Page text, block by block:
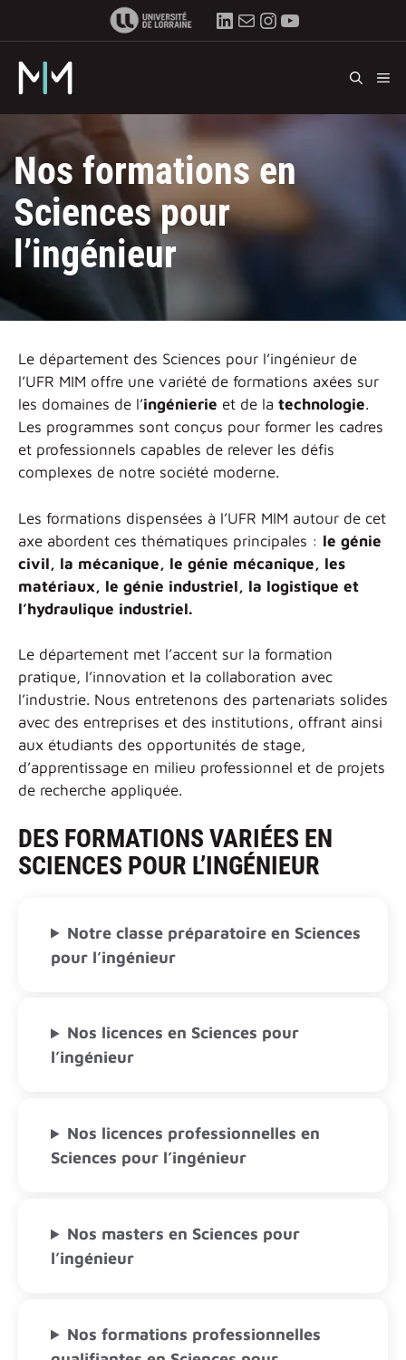
LinkedIn
E-mailInstagram
YouTube
Nos formations en
Sciences pour
l’ingénieur
Le département des Sciences pour l’ingénieur de
l’UFR MIM offre une variété de formations axées sur
les domaines de l’ingénierie et de la technologie.
Les programmes sont conçus pour former les cadres
et professionnels capables de relever les défis
complexes de notre société moderne.
Les formations dispensées à l’UFR MIM autour de cet
axe abordent ces thématiques principales : le génie
civil, la mécanique, le génie mécanique, les
matériaux, le génie industriel, la logistique et
l’hydraulique industriel.
Le département met l’accent sur la formation
pratique, l’innovation et la collaboration avec
l’industrie. Nous entretenons des partenariats solides
avec des entreprises et des institutions, offrant ainsi
aux étudiants des opportunités de stage,
d’apprentissage en milieu professionnel et de projets
de recherche appliquée.
DES FORMATIONS VARIÉES EN
SCIENCES POUR L’INGÉNIEUR
Notre classe préparatoire en Sciences
pour l’ingénieur
Nos licences en Sciences pour
l’ingénieur
Nos licences professionnelles en
Sciences pour l’ingénieur
Nos masters en Sciences pour
l’ingénieur
Nos formations professionnelles